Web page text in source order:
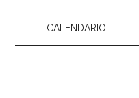
CALENDARIO